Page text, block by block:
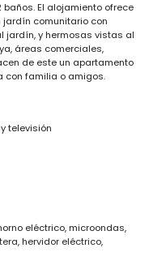
El alojamiento ofrece
comunitario con
jardín, y hermosas vistas al
áreas comerciales,
de este un apartamento
con familia o amigos.
televisión
eléctrico, microondas,
hervidor eléctrico,